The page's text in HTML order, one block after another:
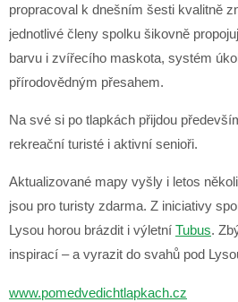
propracoval k dnešním šesti kvalitně
jednotlivé členy spolku šikovně
barvu i zvířecího maskota, systém
přírodovědným přesahem.
Na své si po tlapkách přijdou
rekreační turisté i aktivní senioři.
Aktualizované mapy vyšly i letos
jsou pro turisty zdarma. Z iniciativy
Lysou horou brázdit i výletní Tubus.
inspirací – a vyrazit do svahů pod
www.pomedvedichtlapkach.cz